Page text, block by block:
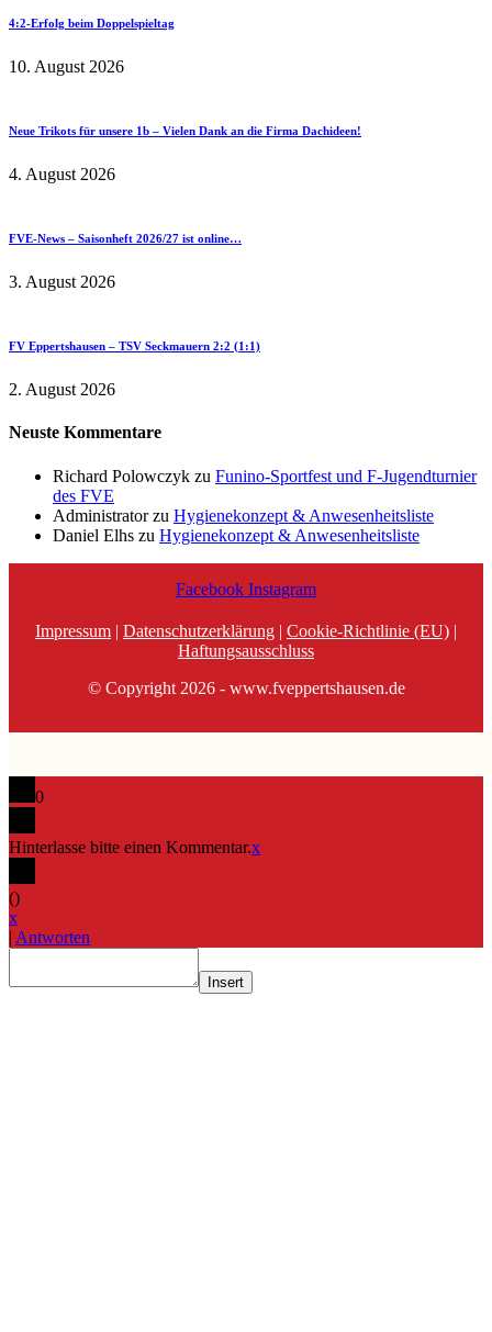
4:2-Erfolg beim Doppelspieltag
10. August 2026
Neue Trikots für unsere 1b – Vielen Dank an die Firma Dachideen!
4. August 2026
FVE-News – Saisonheft 2026/27 ist online…
3. August 2026
FV Eppertshausen – TSV Seckmauern 2:2 (1:1)
2. August 2026
Neuste Kommentare
Richard Polowczyk zu Funino-Sportfest und F-Jugendturnier
des FVE
Administratorzu Hygienekonzept & Anwesenheitsliste
Daniel Elhs zu Hygienekonzept & Anwesenheitsliste
Facebook Instagram
Impressum | Datenschutzerklärung | Cookie-Richtlinie (EU) |
Haftungsausschluss
© Copyright 2026 - www.fveppertshausen.de
0
Hinterlasse bitte einen Kommentar.x
()
x
| Antworten
Insert